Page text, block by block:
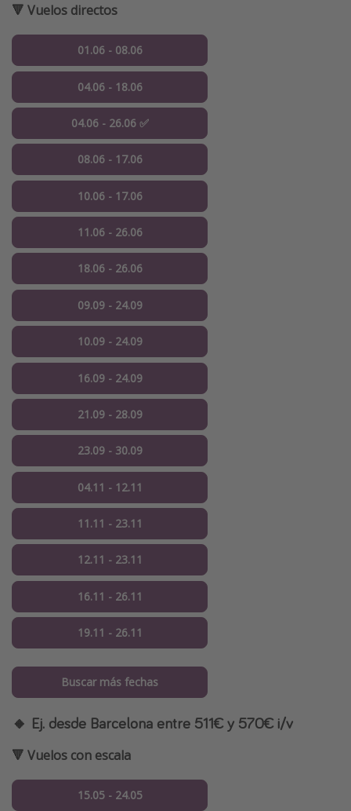
🔻 Vuelos directos
01.06 - 08.06
04.06 - 18.06
04.06 - 26.06 ✅
08.06 - 17.06
10.06 - 17.06
11.06 - 26.06
18.06 - 26.06
09.09 - 24.09
10.09 - 24.09
16.09 - 24.09
21.09 - 28.09
23.09 - 30.09
04.11 - 12.11
11.11 - 23.11
12.11 - 23.11
16.11 - 26.11
19.11 - 26.11
Buscar más fechas
🔸 Ej. desde Barcelona entre 511€ y 570€ i/v
🔻 Vuelos con escala
15.05 - 24.05